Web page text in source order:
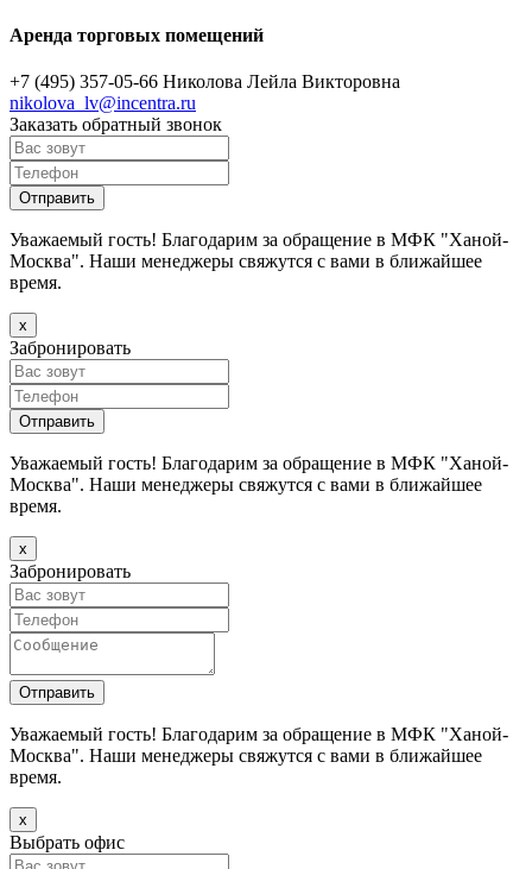
Аренда торговых помещений
+7 (495) 357-05-66 Николова Лейла Викторовна
nikolova_lv@incentra.ru
Заказать обратный звонок
Уважаемый гость! Благодарим за обращение в МФК "Ханой-
Москва". Наши менеджеры свяжутся с вами в ближайшее
время.
х
Забронировать
Уважаемый гость! Благодарим за обращение в МФК "Ханой-
Москва". Наши менеджеры свяжутся с вами в ближайшее
время.
х
Забронировать
Уважаемый гость! Благодарим за обращение в МФК "Ханой-
Москва". Наши менеджеры свяжутся с вами в ближайшее
время.
х
Выбрать офис